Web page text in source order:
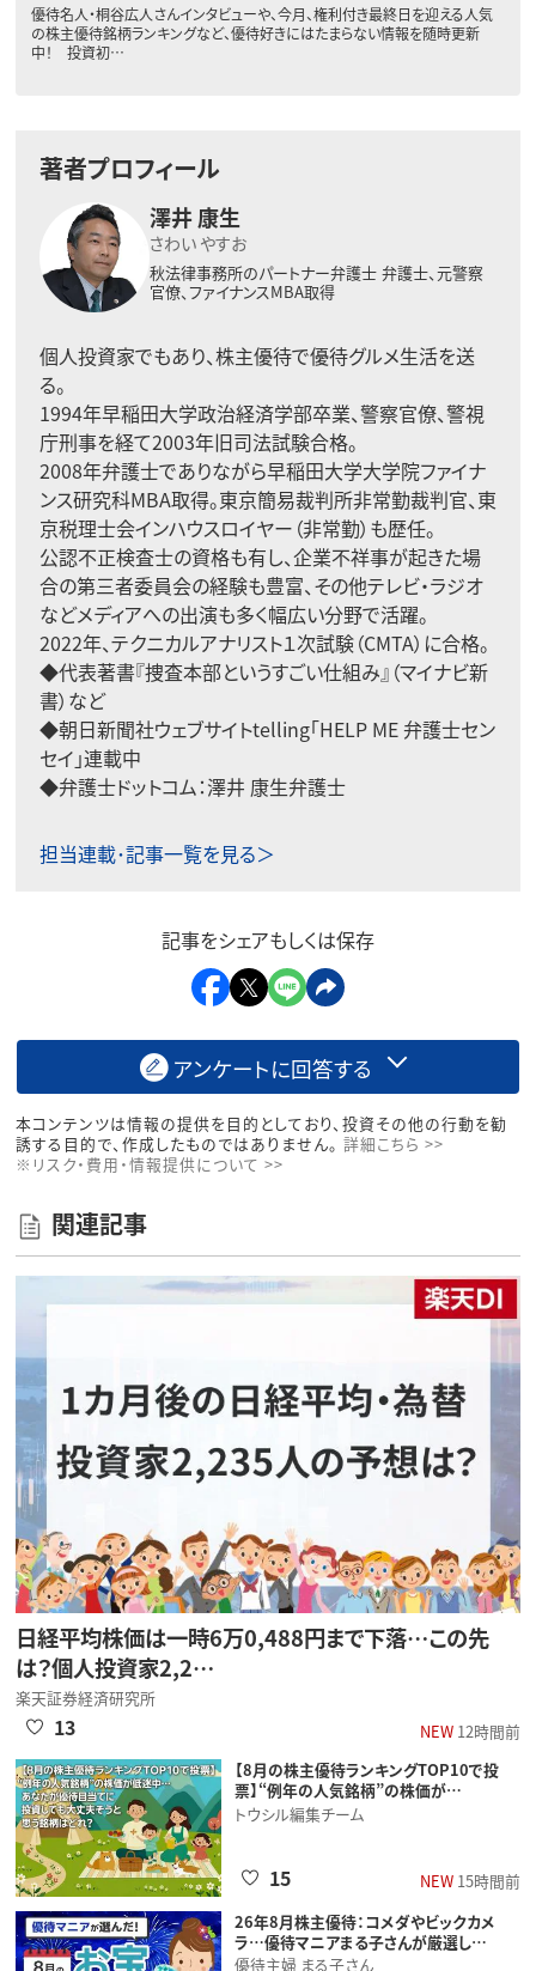
優待名人・桐谷広人さんインタビューや、今月、権利付き最終日を迎える人気
の株主優待銘柄ランキングなど、優待好きにはたまらない情報を随時更新
中！ 投資初…
著者プロフィール
澤井 康生
さわい やすお
秋法律事務所のパートナー弁護士 弁護士、元警察
官僚、ファイナンスMBA取得
個人投資家でもあり、株主優待で優待グルメ生活を送
る。
1994年早稲田大学政治経済学部卒業、警察官僚、警視
庁刑事を経て2003年旧司法試験合格。
2008年弁護士でありながら早稲田大学大学院ファイナ
ンス研究科MBA取得。東京簡易裁判所非常勤裁判官、東
京税理士会インハウスロイヤー（非常勤）も歴任。
公認不正検査士の資格も有し、企業不祥事が起きた場
合の第三者委員会の経験も豊富、その他テレビ・ラジオ
などメディアへの出演も多く幅広い分野で活躍。
2022年、テクニカルアナリスト１次試験（CMTA）に合格。
◆代表著書『捜査本部というすごい仕組み』 （マイナビ新
書）など
◆朝日新聞社ウェブサイトtelling「HELP ME 弁護士セン
セイ」連載中
◆弁護士ドットコム：澤井 康生弁護士
担当連載･記事一覧を見る＞
記事をシェアもしくは保存
アンケートに回答する
本コンテンツは情報の提供を目的としており、投資その他の行動を勧
誘する目的で、作成したものではありません。 詳細こちら >>
※リスク・費用・情報提供について >>
関連記事
日経平均株価は一時6万0,488円まで下落…この先
は？個人投資家2,2…
楽天証券経済研究所
NEW12時間前
13
【8月の株主優待ランキングTOP10で投
票】“例年の人気銘柄”の株価が…
トウシル編集チーム
NEW15時間前
15
26年8月株主優待：コメダやビックカメ
ラ…優待マニアまる子さんが厳選し…
優待主婦 まる子さん